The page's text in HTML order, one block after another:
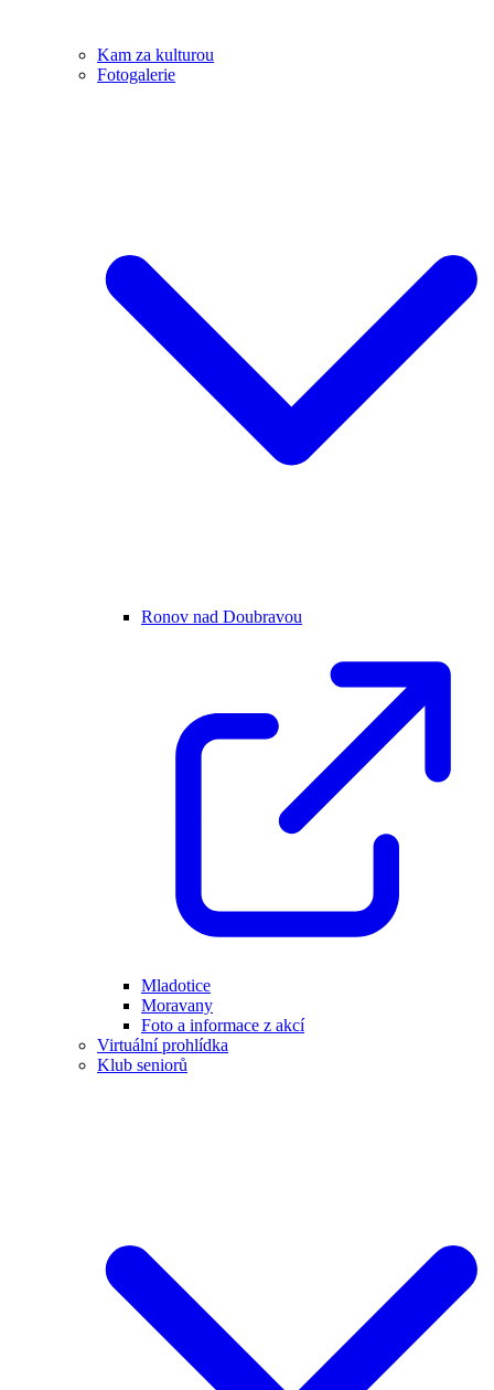
Kam za kulturou
Fotogalerie
Ronov nad Doubravou
Mladotice
Moravany
Foto a informace z akcí
Virtuální prohlídka
Klub seniorů